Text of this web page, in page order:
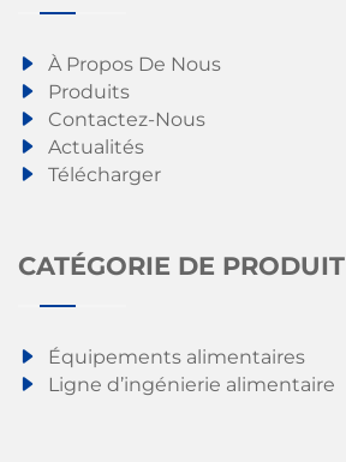
À Propos De Nous
Produits
Contactez-Nous
Actualités
Télécharger
CATÉGORIE DE PRODUIT
Équipements alimentaires
Ligne d’ingénierie alimentaire